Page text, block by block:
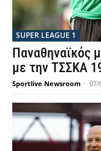
SUPER LEAGUE 1
Παναθηναϊκός
με την ΤΣΣΚΑ
Sportlive Newsroom - 07/